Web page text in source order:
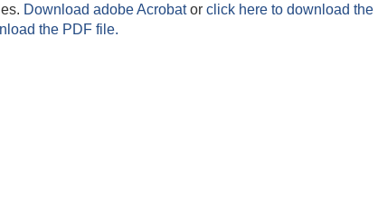
Download adobe Acrobator click here to download the
the PDF file.